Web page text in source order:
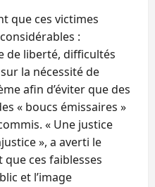
que ces victimes
:
de liberté, difficultés
la nécessité de
afin d’éviter que des
« boucs émissaires »
« Une justice
», a averti le
ces faiblesses
et l’image